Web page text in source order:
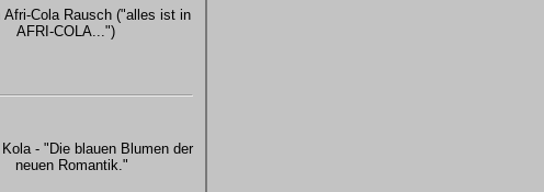
Afri-Cola Rausch ("alles ist in
AFRI-COLA...")
- "Die blauen Blumen der
neuen Romantik."